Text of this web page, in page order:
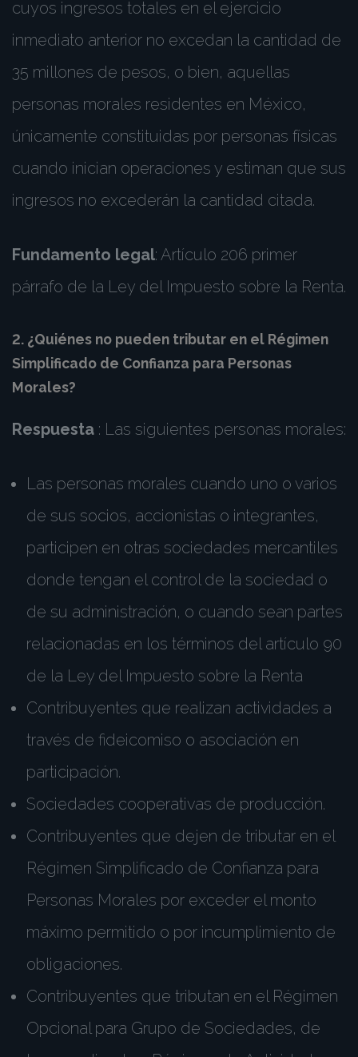
cuyos ingresos totales en el ejercicio
inmediato anterior no excedan la cantidad de
35 millones de pesos, o bien, aquellas
personas morales residentes en México,
únicamente constituidas por personas físicas
cuando inician operaciones y estiman que sus
ingresos no excederán la cantidad citada.
Fundamento legal: Artículo 206 primer
párrafo de la Ley del Impuesto sobre la Renta.
2. ¿Quiénes no pueden tributar en el Régimen
Simplificado de Confianza para Personas
Morales?
Respuesta : Las siguientes personas morales:
Las personas morales cuando uno o varios
de sus socios, accionistas o integrantes,
participen en otras sociedades mercantiles
donde tengan el control de la sociedad o
de su administración, o cuando sean partes
relacionadas en los términos del artículo 90
de la Ley del Impuesto sobre la Renta
Contribuyentes que realizan actividades a
través de fideicomiso o asociación en
participación.
Sociedades cooperativas de producción.
Contribuyentes que dejen de tributar en el
Régimen Simplificado de Confianza para
Personas Morales por exceder el monto
máximo permitido o por incumplimiento de
obligaciones.
Contribuyentes que tributan en el Régimen
Opcional para Grupo de Sociedades, de